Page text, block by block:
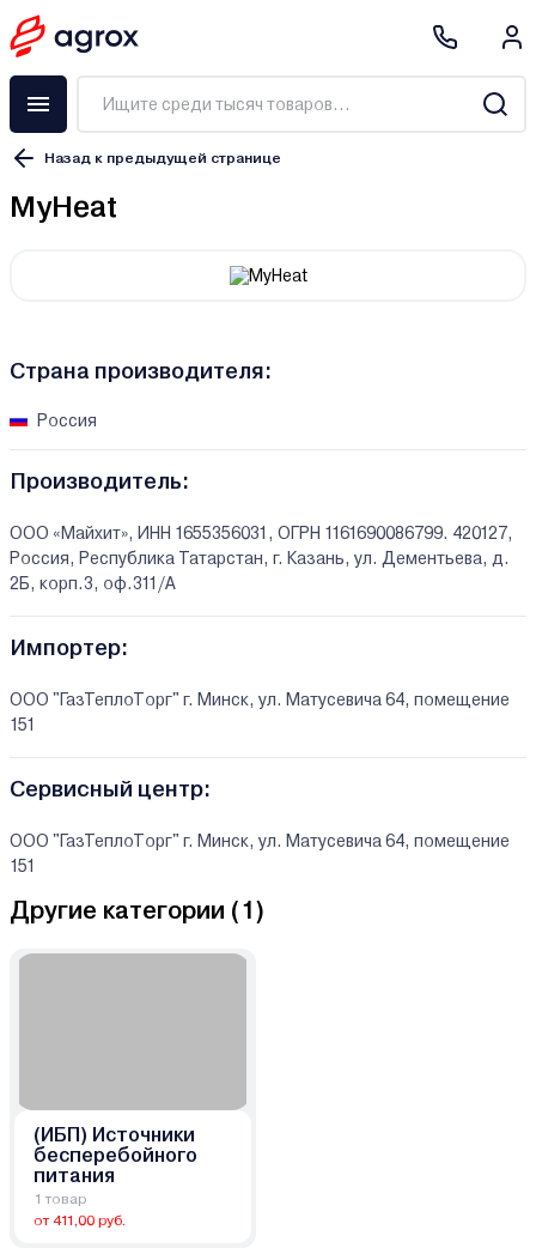
Назад к предыдущей странице
MyHeat
Страна производителя:
Россия
Производитель:
ООО «Майхит», ИНН 1655356031, ОГРН 1161690086799. 420127,
Россия, Республика Татарстан, г. Казань, ул. Дементьева, д.
2Б, корп.3, оф.311/А
Импортер:
ООО "ГазТеплоТорг" г. Минск, ул. Матусевича 64, помещение
151
Сервисный центр:
ООО "ГазТеплоТорг" г. Минск, ул. Матусевича 64, помещение
151
Другие категории (1 )
(ИБП) Источники
бесперебойного
питания
1 товар
от 411,00 руб.